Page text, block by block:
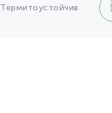
Термитоустойчив